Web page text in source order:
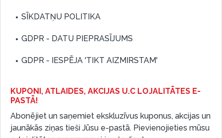
SĪKDATŅU POLITIKA
GDPR - DATU PIEPRASĪJUMS
GDPR - IESPĒJA 'TIKT AIZMIRSTAM'
KUPONI, ATLAIDES, AKCIJAS U.C LOJALITĀTES E-
PASTĀ!
Abonējiet un saņemiet ekskluzīvus kuponus, akcijas un
jaunākās ziņas tieši Jūsu e-pastā. Pievienojieties mūsu